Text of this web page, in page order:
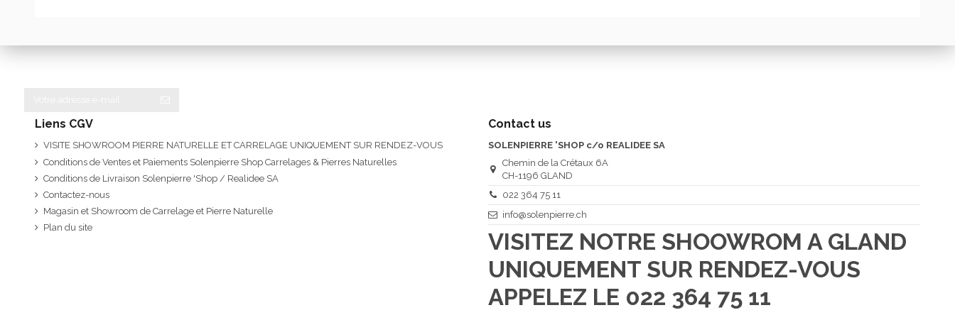
Liens CGV
VISITE SHOWROOM PIERRE NATURELLE ET CARRELAGE UNIQUEMENT SUR RENDEZ-VOUS
Conditions de Ventes et Paiements Solenpierre Shop Carrelages & Pierres Naturelles
Conditions de Livraison Solenpierre 'Shop / Realidee SA
Contactez-nous
Magasin et Showroom de Carrelage et Pierre Naturelle
Plan du site
Contact us
SOLENPIERRE 'SHOP c/o REALIDEE SA
Chemin de la Crétaux 6A
CH-1196 GLAND
022 364 75 11
info@solenpierre.ch
VISITEZ NOTRE SHOOWROM A GLAND
UNIQUEMENT SUR RENDEZ-VOUS
APPELEZ LE 022 364 75 11